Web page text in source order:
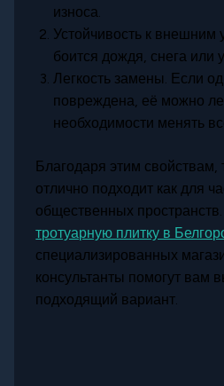
износа.
Устойчивость к внешним
боится дождя, снега или
Легкость замены. Если
повреждена, её можно
необходимости менять
Благодаря этим свойствам,
отлично подходит как для
общественных пространств.
тротуарную плитку в
специализированных
консультанты помогут вам
подходящий вариант.